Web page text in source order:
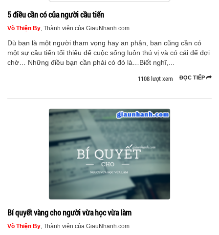
5 điều cần có của người cầu tiến
Võ Thiện By, Thành viên của GiauNhanh.com
Dù bạn là một người tham vọng hay an phận, bạn cũng cần có
một sự cầu tiến tối thiểu để cuộc sống luôn thú vị và có cái để đợi
chờ… Những điều bạn cần phải có đó là…Biết nghĩ,...
ĐỌC TIẾP
1108 lượt xem
Bí quyết vàng cho người vừa học vừa làm
Võ Thiện By, Thành viên của GiauNhanh.com